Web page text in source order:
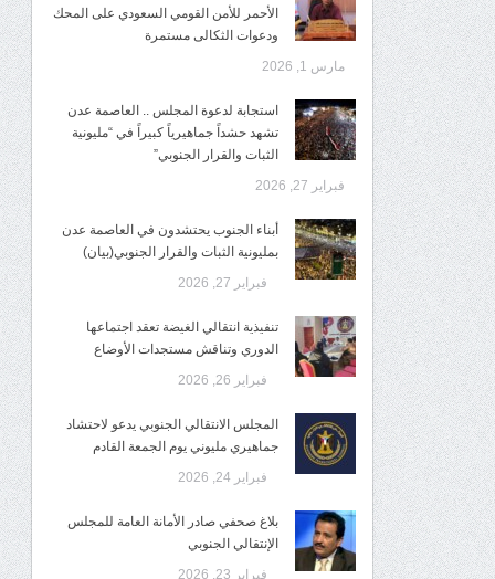
الأحمر للأمن القومي السعودي على المحك
ودعوات الثكالى مستمرة
مارس 1, 2026
استجابة لدعوة المجلس .. العاصمة عدن
تشهد حشداً جماهيرياً كبيراً في “مليونية
الثبات والقرار الجنوبي”
فبراير 27, 2026
أبناء الجنوب يحتشدون في العاصمة عدن
بمليونية الثبات والقرار الجنوبي(بيان)
فبراير 27, 2026
تنفيذية انتقالي الغيضة تعقد اجتماعها
الدوري وتناقش مستجدات الأوضاع
فبراير 26, 2026
المجلس الانتقالي الجنوبي يدعو لاحتشاد
جماهيري مليوني يوم الجمعة القادم
فبراير 24, 2026
بلاغ صحفي صادر الأمانة العامة للمجلس
الإنتقالي الجنوبي
فبراير 23, 2026